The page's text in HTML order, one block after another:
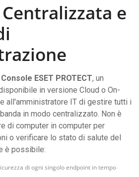
e
Console ESET PROTECT, un
in versione Cloud o On-
all'amministratore IT di gestire tutti i
in modo centralizzato. Non è
di computer in computer per
o verificare lo stato di salute del
è possibile:
di ogni singolo endpoint in tempo